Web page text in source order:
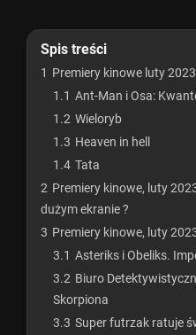
Spis treści
1 Premiery kinowe luty
1.1 Ant-Man i Osa:
1.2 Wieloryb
1.3 Heaven in hell
1.4 Tata
2 Premiery kinowe, luty
dużym ekranie ?
3 Premiery kinowe, luty
3.1 Asteriks i Obeliks.
3.2 Biuro
Skorpiona
3.3 Super futrzak ratuje